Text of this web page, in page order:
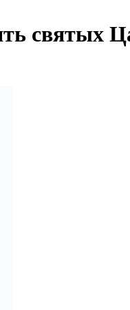
святых